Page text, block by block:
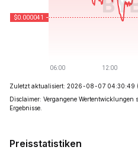
Zuletzt aktualisiert: 2026-08-07 04:30:49
Disclaimer: Vergangene
Ergebnisse.
Preisstatistiken